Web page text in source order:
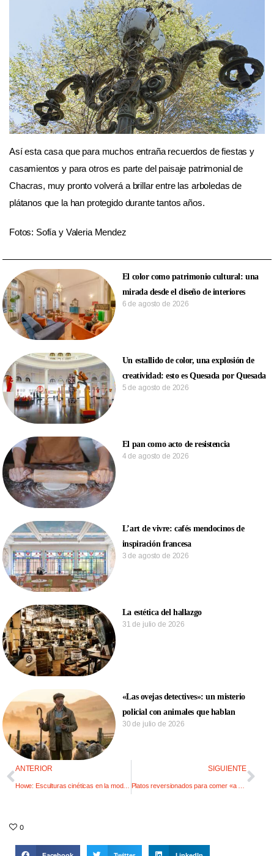
Así esta casa que para muchos entraña recuerdos de fiestas y
casamientos y para otros es parte del paisaje patrimonial de
Chacras, muy pronto volverá a brillar entre las arboledas de
plátanos que la han protegido durante tantos años.
Fotos: Sofía y Valeria Mendez
El color como patrimonio cultural: una
mirada desde el diseño de interiores
6 de agosto de 2026
Un estallido de color, una explosión de
creatividad: esto es Quesada por Quesada
5 de agosto de 2026
El pan como acto de resistencia
4 de agosto de 2026
L’art de vivre: cafés mendocinos de
inspiración francesa
3 de agosto de 2026
La estética del hallazgo
31 de julio de 2026
«Las ovejas detectives»: un misterio
policial con animales que hablan
30 de julio de 2026
ANTERIOR
Howe: Esculturas cinéticas en la moda y el viento
SIGUIENTE
0